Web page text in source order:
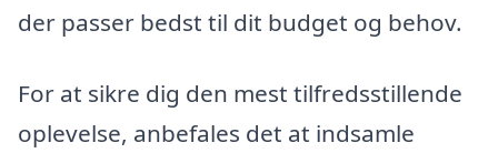
der passer bedst til dit budget og behov.
For at sikre dig den mest tilfredsstillende
oplevelse, anbefales det at indsamle